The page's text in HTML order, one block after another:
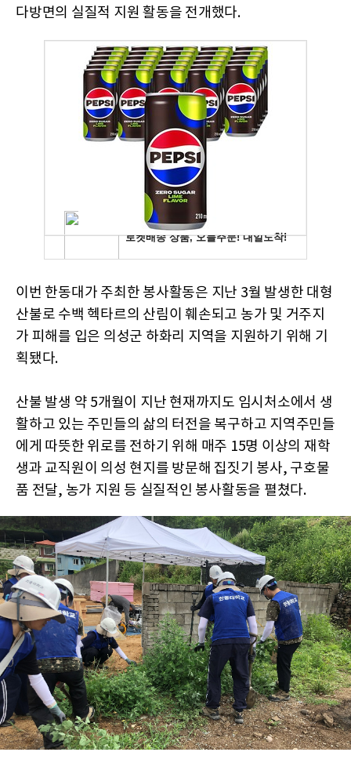
다방면의 실질적 지원 활동을 전개했다.
이번 한동대가 주최한 봉사활동은 지난 3월 발생한 대형
산불로 수백 헥타르의 산림이 훼손되고 농가 및 거주지
가 피해를 입은 의성군 하화리 지역을 지원하기 위해 기
획됐다.
산불 발생 약 5개월이 지난 현재까지도 임시처소에서 생
활하고 있는 주민들의 삶의 터전을 복구하고 지역주민들
에게 따뜻한 위로를 전하기 위해 매주 15명 이상의 재학
생과 교직원이 의성 현지를 방문해 집짓기 봉사, 구호물
품 전달, 농가 지원 등 실질적인 봉사활동을 펼쳤다.